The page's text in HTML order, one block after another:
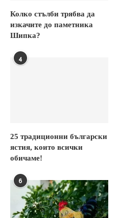
Колко стълби трябва да
изкачите до паметника
Шипка?
4
25 традиционни български
ястия, които всички
обичаме!
6